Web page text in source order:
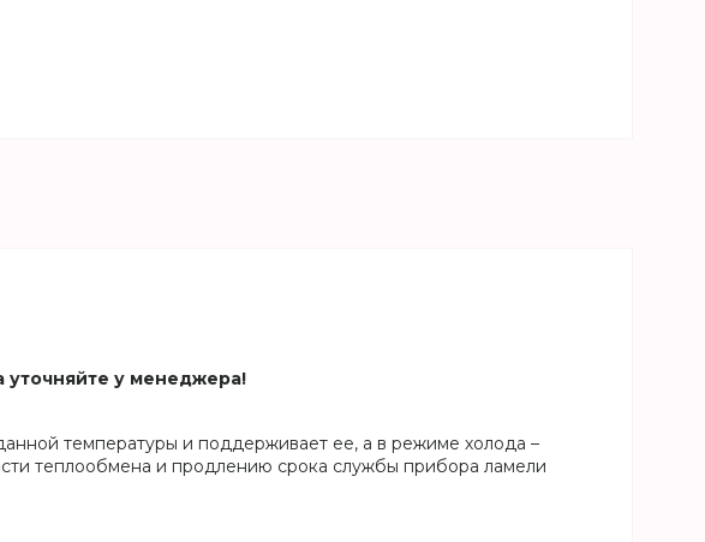
уточняйте у менеджера!
температуры и поддерживает ее, а в режиме холода –
теплообмена и продлению срока службы прибора ламели